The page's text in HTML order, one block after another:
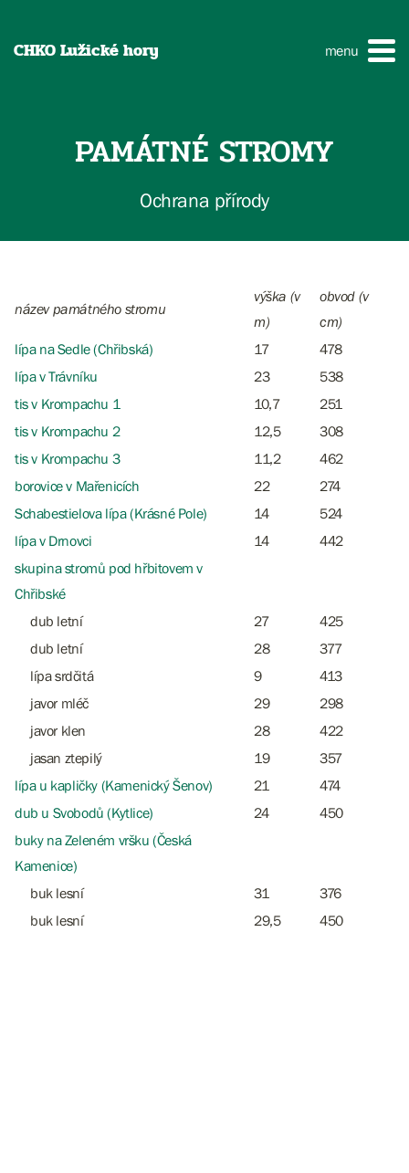
CHKO Lužické hory menu
PAMÁTNÉ STROMY
Ochrana přírody
název památného stromu
výška (v
m)
obvod (v
cm)
lípa na Sedle (Chřibská)
17
478
lípa v Trávníku
23
538
tis v Krompachu 1
10,7
251
tis v Krompachu 2
12,5
308
tis v Krompachu 3
11,2
462
borovice v Mařenicích
22
274
Schabestielova lípa (Krásné Pole)
14
524
lípa v Drnovci
14
442
skupina stromů pod hřbitovem v
Chřibské
dub letní
27
425
dub letní
28
377
lípa srdčitá
9
413
javor mléč
29
298
javor klen
28
422
jasan ztepilý
19
357
lípa u kapličky (Kamenický Šenov)
21
474
dub u Svobodů (Kytlice)
24
450
buky na Zeleném vršku (Česká
Kamenice)
buk lesní
31
376
buk lesní
29,5 450